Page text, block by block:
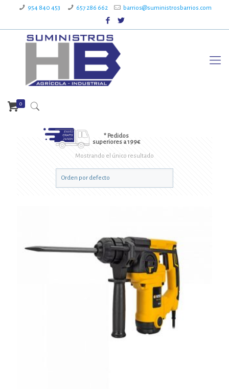
954 840 453 657 286 662 barrios@suministrosbarrios.com
* Pedidos
superiores a 199€
0
Mostrando el único resultado